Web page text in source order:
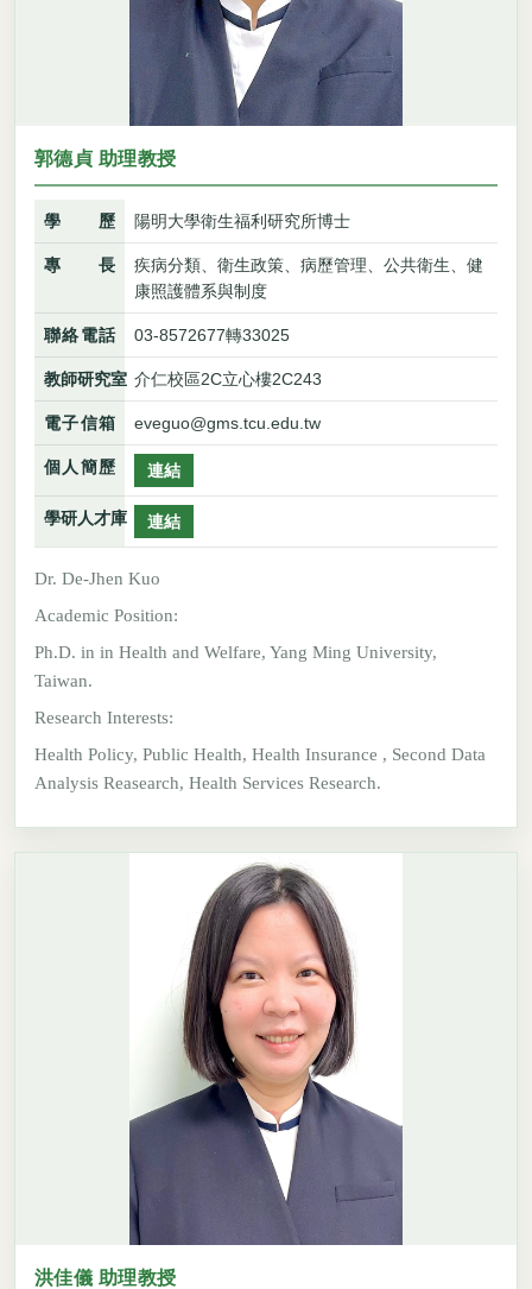
郭德貞 助理教授
學歷 陽明大學衛生福利研究所博士
專長
疾病分類、衛生政策、病歷管理、公共衛生、健
康照護體系與制度
聯絡電話 03-8572677轉33025
教師研究室 介仁校區2C立心樓2C243
電子信箱 eveguo@gms.tcu.edu.tw
個人簡歷 連結
學研人才庫 連結
Dr. De-Jhen Kuo
Academic Position:
Ph.D. in in Health and Welfare, Yang Ming University,
Taiwan.
Research Interests:
Health Policy, Public Health, Health Insurance , Second Data
Analysis Reasearch, Health Services Research.
洪佳儀 助理教授